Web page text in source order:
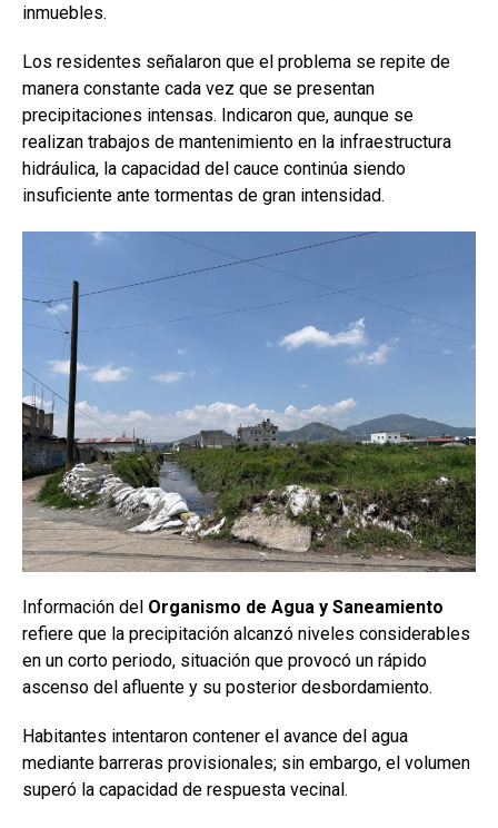
inmuebles.
Los residentes señalaron que el problema se repite de
manera constante cada vez que se presentan
precipitaciones intensas. Indicaron que, aunque se
realizan trabajos de mantenimiento en la infraestructura
hidráulica, la capacidad del cauce continúa siendo
insuficiente ante tormentas de gran intensidad.
Información del Organismo de Agua y Saneamiento
refiere que la precipitación alcanzó niveles considerables
en un corto periodo, situación que provocó un rápido
ascenso del afluente y su posterior desbordamiento.
Habitantes intentaron contener el avance del agua
mediante barreras provisionales; sin embargo, el volumen
superó la capacidad de respuesta vecinal.